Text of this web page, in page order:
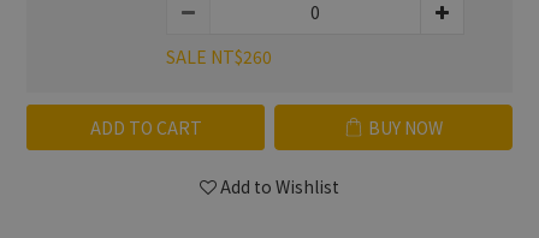
SALE NT$260
ADD TO CART BUY NOW
Add to Wishlist